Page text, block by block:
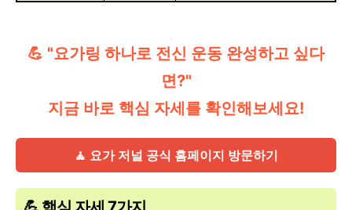
💪 "요가링 하나로 전신 운동 완성하고 싶다
면?"
지금 바로 핵심 자세를 확인해보세요!
🧘 요가 저널 공식 홈페이지 방문하기